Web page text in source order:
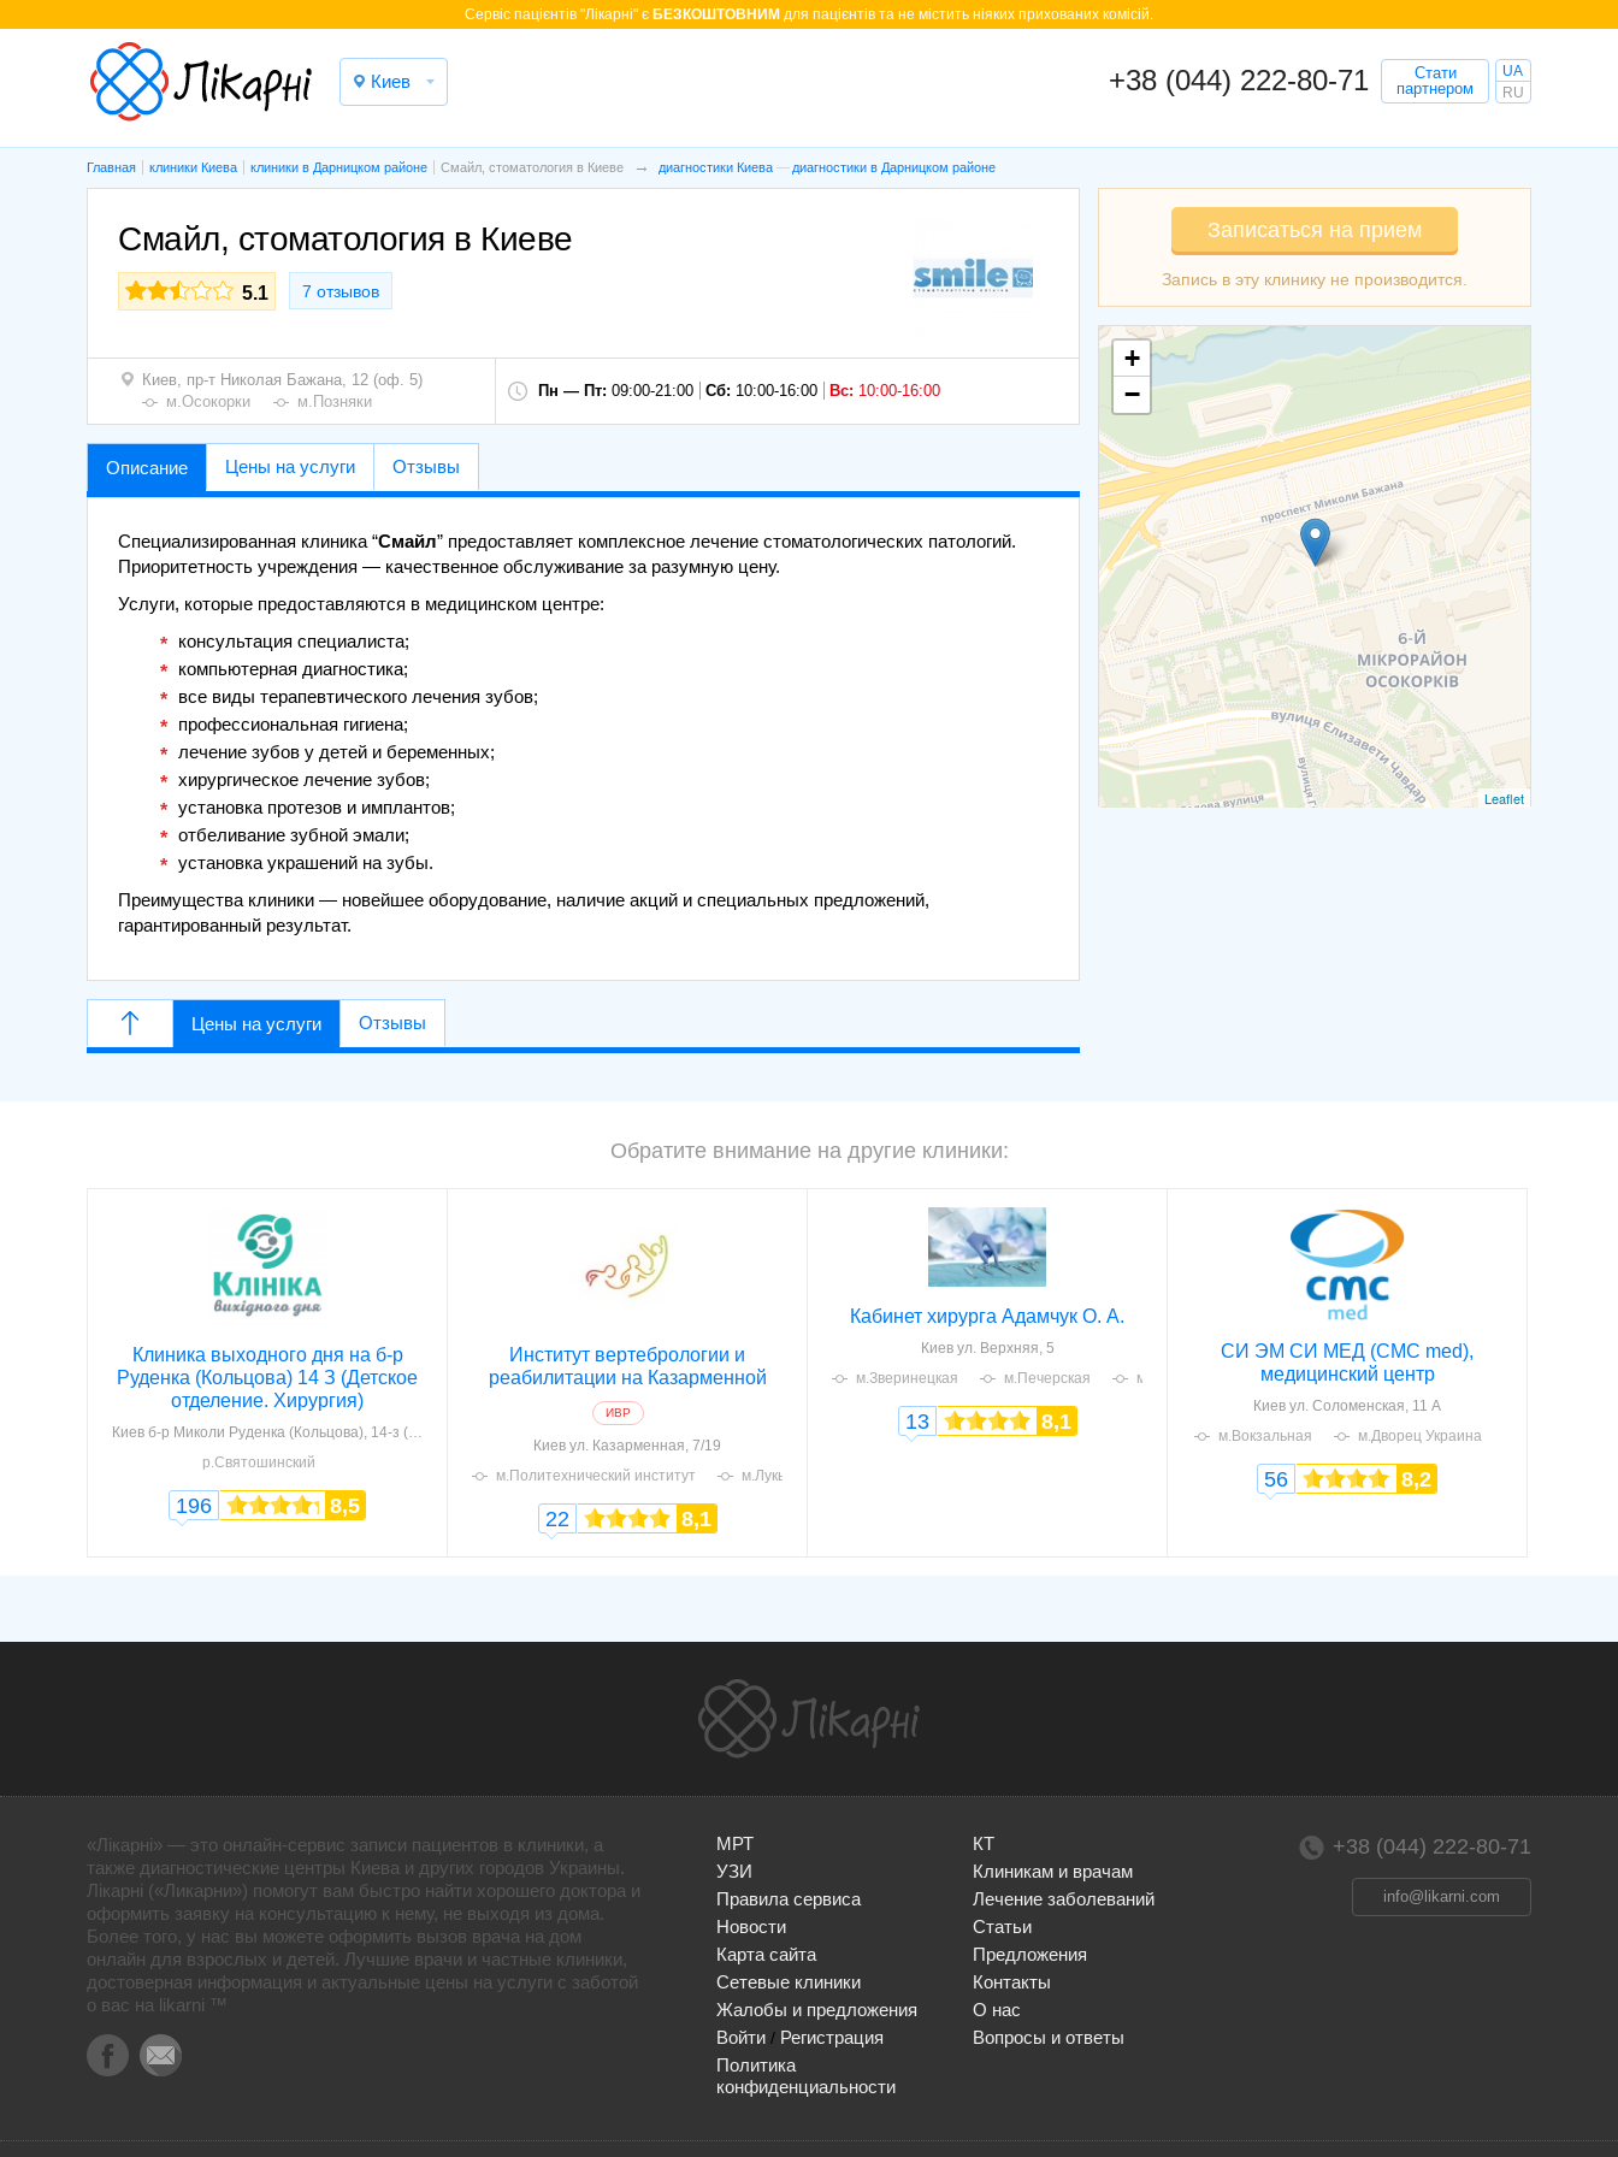
Cервіс пацієнтів "Лікарні" є БЕЗКОШТОВНИМ для пацієнтів та не містить ніяких прихованих комісій.
Киев +38 (044) 222-80-71
Стати
партнером
UA
RU
Главная клиники Киева клиники в Дарницком районе Смайл, стоматология в Киеве диагностики Киева диагностики в Дарницком районе
Смайл, стоматология в Киеве
5.1 7 отзывов
Киев, пр-т Николая Бажана, 12 (оф. 5)
м.Осокорки
м.Позняки
Пн — Пт: 09:00-21:00 Сб: 10:00-16:00 Вс: 10:00-16:00
Записаться на прием
+
−
Leaflet
Описание Цены на услуги Отзывы
Специализированная клиника “Смайл” предоставляет комплексное лечение стоматологических патологий.
Приоритетность учреждения — качественное обслуживание за разумную цену.
Услуги, которые предоставляются в медицинском центре:
консультация специалиста;
компьютерная диагностика;
все виды терапевтического лечения зубов;
профессиональная гигиена;
лечение зубов у детей и беременных;
хирургическое лечение зубов;
установка протезов и имплантов;
отбеливание зубной эмали;
установка украшений на зубы.
Преимущества клиники — новейшее оборудование, наличие акций и специальных предложений,
гарантированный результат.
Цены на услуги Отзывы
Обратите внимание на другие клиники:
Клиника выходного дня на б-р
Руденка (Кольцова) 14 З (Детское
отделение. Хирургия)
Киев б-р Миколи Руденка (Кольцова), 14-з (оф. 202)
р.Святошинский
196 8,5
Институт вертебрологии и
реабилитации на Казарменной
ИВР
Киев ул. Казарменная, 7/19
м.Политехнический институт
м.Лукьяновская
22 8,1
Кабинет хирурга Адамчук О. А.
Киев ул. Верхняя, 5
м.Зверинецкая
м.Печерская м.Лыбедская
13 8,1
СИ ЭМ СИ МЕД (CMC med),
медицинский центр
Киев ул. Соломенская, 11 А
м.Вокзальная
м.Дворец Украина
56 8,2
«Лікарні» — это онлайн-сервис записи пациентов в клиники, а
также диагностические центры Киева и других городов Украины.
Лікарні («Ликарни») помогут вам быстро найти хорошего доктора и
оформить заявку на консультацию к нему, не выходя из дома.
Более того, у нас вы можете оформить вызов врача на дом
онлайн для взрослых и детей. Лучшие врачи и частные клиники,
достоверная информация и актуальные цены на услуги с заботой
о вас на likarni ™
МРТ
КТ
УЗИ
Клиникам и врачам
Правила сервиса
Лечение заболеваний
Новости
Статьи
Карта сайта
Предложения
Сетевые клиники
Контакты
Жалобы и предложения
О нас
Войти/ Регистрация
Вопросы и ответы
Политика
конфиденциальности
+38 (044) 222-80-71
info@likarni.com